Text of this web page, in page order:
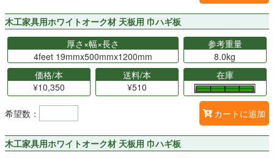
木工家具用ホワイトオーク材 天板用 巾ハギ板
厚さ×幅×長さ
4feet 19mmx500mmx1200mm
参考重量
8.0kg
価格/本
¥10,350
送料/本
¥510
在庫
希望数： カートに追加
木工家具用ホワイトオーク材 天板用 巾ハギ板